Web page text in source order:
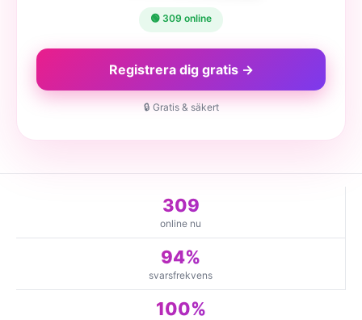
🟢 309 online
Registrera dig gratis →
🔒 Gratis & säkert
309
online nu
94%
svarsfrekvens
100%